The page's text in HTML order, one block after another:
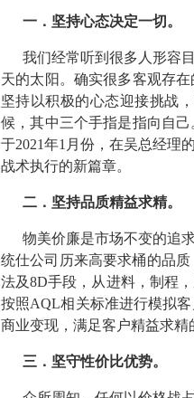
一．坚持心态决定一切。
我们经常听到很多人形容
天的太阳。确实很多客观存
坚持以积极的心态迎接挑战
候，其中三个手指是指向自
于2021年1月份，在吴总经理
战术执行的新篇章。
二．坚持品质精益求精。
物美价廉是市场不变的追
统仕公司历来高要求桶的品
法及8D手段，从进料，制程
按照AQL相关标准进行模拟
商业变现，满足客户精益求精
三．坚守性价比优势。